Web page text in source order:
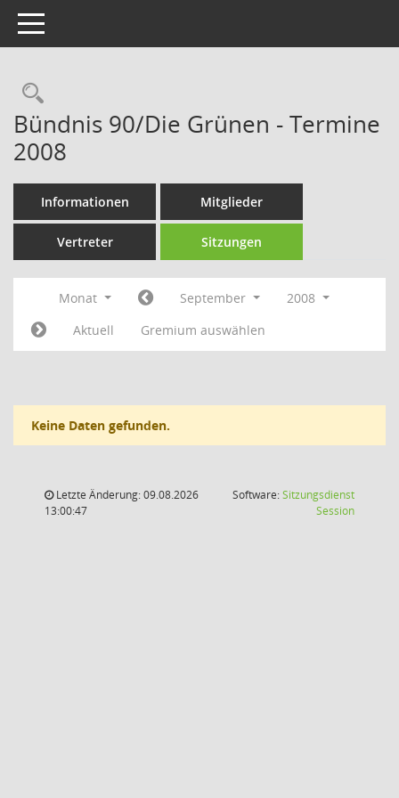
Toggle navigation
Rechercheauswahl
Bündnis 90/Die Grünen - Termine
2008
Informationen Mitglieder
Vertreter Sitzungen
Monat September
2008
Aktuell
Gremium auswählen
Keine Daten gefunden.
Letzte Änderung: 09.08.2026
13:00:47
Software:Sitzungsdienst
Session(Wird in